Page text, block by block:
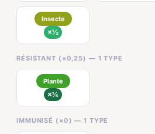
Insecte
×½
RÉSISTANT (×0,25) — 1 TYPE
Plante
×¼
IMMUNISÉ (×0) — 1 TYPE